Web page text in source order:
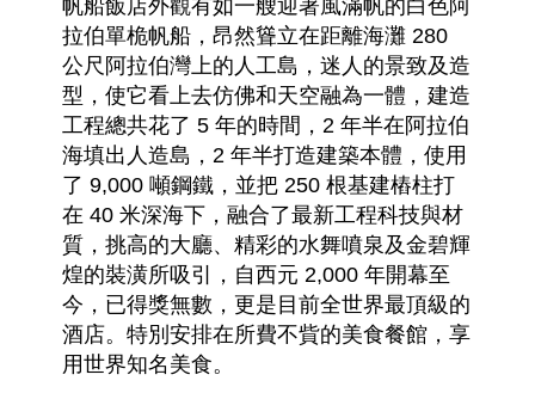
帆船飯店外觀有如一艘迎著風滿帆的白色阿
拉伯單桅帆船，昂然聳立在距離海灘 280
公尺阿拉伯灣上的人工島，迷人的景致及造
型，使它看上去仿佛和天空融為一體，建造
工程總共花了 5 年的時間，2 年半在阿拉伯
海填出人造島，2 年半打造建築本體，使用
了 9,000 噸鋼鐵，並把 250 根基建樁柱打
在 40 米深海下，融合了最新工程科技與材
質，挑高的大廳、精彩的水舞噴泉及金碧輝
煌的裝潢所吸引，自西元 2,000 年開幕至
今，已得獎無數，更是目前全世界最頂級的
酒店。特別安排在所費不貲的美食餐館，享
用世界知名美食。